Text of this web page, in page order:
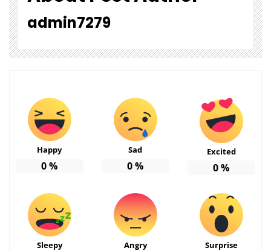
admin7279
Happy
0%
Sad
0%
Excited
0%
Sleepy Angry Surprise